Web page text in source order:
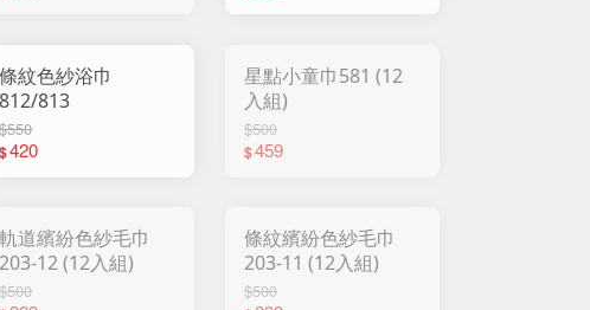
條紋色紗浴巾
812/813
$550
$420
星點小童巾581 (12
入組)
$500
$459
軌道繽紛色紗毛巾
203-12 (12入組)
$500
條紋繽紛色紗毛巾
203-11 (12入組)
$500